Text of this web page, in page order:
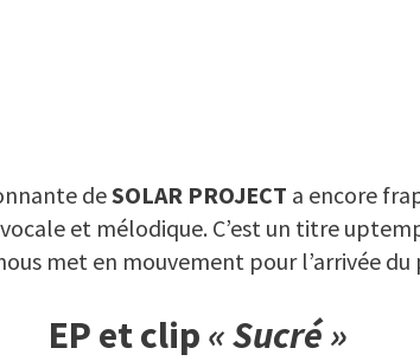
deSOLAR PROJECT a encore
et mélodique. C’est un titre
met en mouvement pour l’arrivée
EP et clip « Sucré »